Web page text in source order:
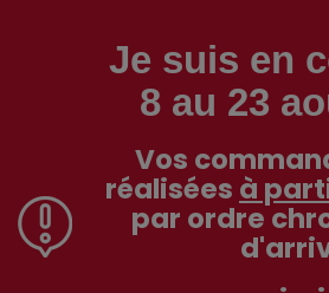
Je suis en
8 au 23
Vos
réalisées à
par ordre